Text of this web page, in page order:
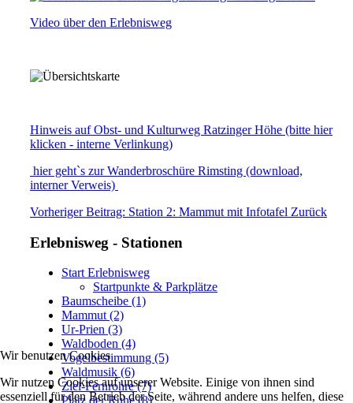
Video über den Erlebnisweg
Hinweis auf Obst- und Kulturweg Ratzinger Höhe (bitte hier
klicken - interne Verlinkung)
hier geht`s zur Wanderbroschüre Rimsting (download,
interner Verweis)
Vorheriger Beitrag: Station 2: Mammut mit Infotafel Zurück
Erlebnisweg - Stationen
Start Erlebnisweg
Startpunkte & Parkplätze
Baumscheibe (1)
Mammut (2)
Ur-Prien (3)
Waldboden (4)
Vogelbestimmung (5)
Waldmusik (6)
Ziel-Fernrohre (7)
Wir benutzen Cookies
Wir nutzen Cookies auf unserer Website. Einige von ihnen sind
essenziell für den Betrieb der Seite, während andere uns helfen, diese